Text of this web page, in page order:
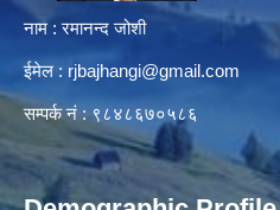
नाम : रमानन्द जोशी
ईमेल : rjbajhangi@gmail.com
सम्पर्क नं : ९८४८६७०५८६